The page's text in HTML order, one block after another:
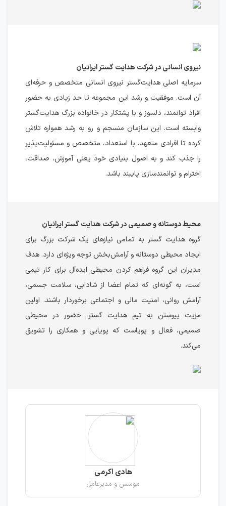
نیروی انسانی در شرکت هدایت گستر ایرانیان
سرمایه اصلی هدایت‌گستر نیروی انسانی متخصص و حرفه‌ای
آن است. موفقیت و رشد این مجموعه تا حد زیادی به حضور
افراد توانمند، دلسوز و با پشتکار در خانواده بزرگ هدایت‌گستر
وابسته است. این سازمان منسجم و رو به رشد همواره تلاش
کرده تا افرادی متعهد، با استعداد، متخصص و مسئولیت‌پذیر
را جذب کند و به اصول بنیادی خود یعنی آموزش، صداقت،
احترام و توانمندسازی پایبند باشد.
محیط دوستانه و صمیمی در شرکت هدایت گستر ایرانیان
گروه هدایت گستر به تمامی نیازهای یک شرکت بزرگ برای
ایجاد محیطی دوستانه و آرامش‌بخش توجه ویژه‌ای دارد. هدف
مدیران این گروه فراهم کردن محیطی ایده‌آل برای کار تیمی
است، به گونه‌ای که تمام اعضا از شادابی، سلامت جسمی،
آرامش روانی، امنیت مالی و اجتماعی برخوردار باشند. اولین
مزیت پیوستن به تیم هدایت گستر، حضور در محیطی
صمیمی، فعال و پویاست که پویایی و همکاری را تشویق
می‌کند.
هادی اکرمی
موسس و مدیرعامل